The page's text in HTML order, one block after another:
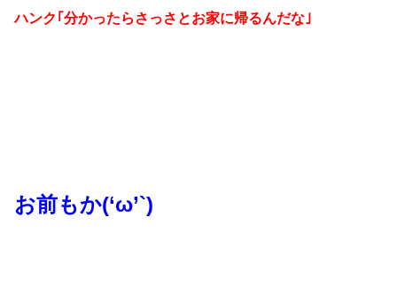
ハンク｢分かったらさっさとお家に帰るんだな｣
お前もか(‘ω’`)